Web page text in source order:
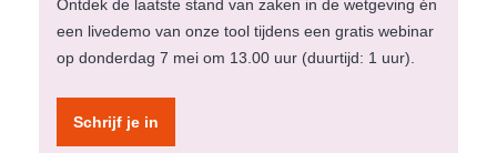
Ontdek de laatste stand van zaken in de wetgeving én
een livedemo van onze tool tijdens een gratis webinar
op donderdag 7 mei om 13.00 uur (duurtijd: 1 uur).
Schrijf je in